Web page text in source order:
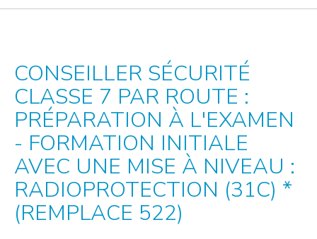
CONSEILLER SÉCURITÉ
CLASSE 7 PAR ROUTE :
PRÉPARATION À L'EXAMEN
- FORMATION INITIALE
AVEC UNE MISE À NIVEAU :
RADIOPROTECTION (31C) *
(REMPLACE 522)